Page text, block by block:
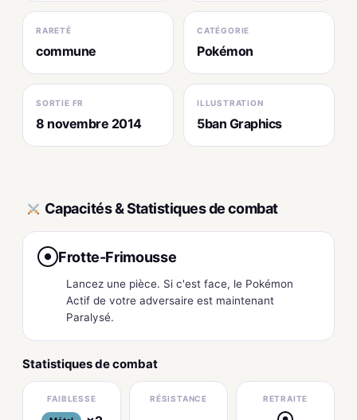
RARETÉ
commune
CATÉGORIE
Pokémon
SORTIE FR
8 novembre 2014
ILLUSTRATION
5ban Graphics
Capacités & Statistiques de combat
● Frotte-Frimousse
Lancez une pièce. Si c'est face, le Pokémon
Actif de votre adversaire est maintenant
Paralysé.
Statistiques de combat
FAIBLESSE RÉSISTANCE RETRAITE